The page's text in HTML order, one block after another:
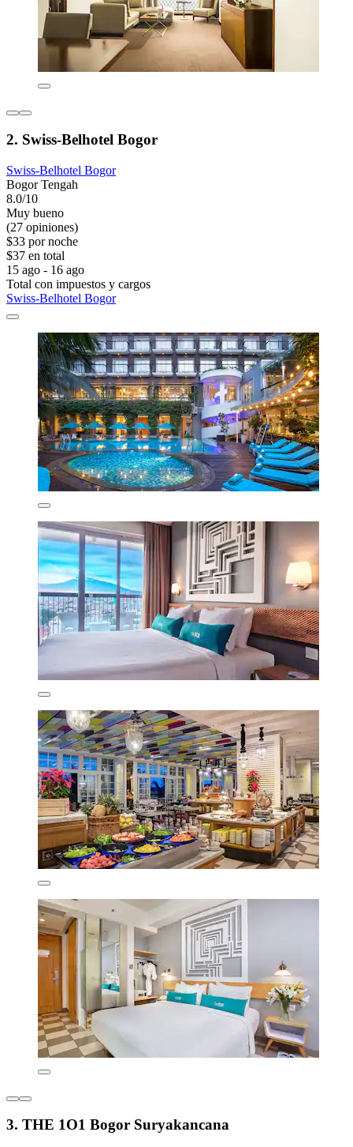
2. Swiss-Belhotel Bogor
Swiss-Belhotel Bogor
Bogor Tengah
8.0/10
Muy bueno
(27 opiniones)
$33 por noche
$37 en total
15 ago - 16 ago
Total con impuestos y cargos
Swiss-Belhotel Bogor
3. THE 1O1 Bogor Suryakancana